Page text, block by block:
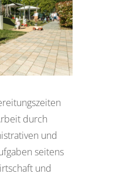
durch
und
seitens
und